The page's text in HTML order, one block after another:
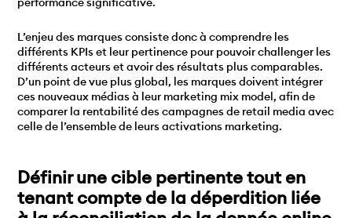
L’enjeu des marques consiste donc à comprendre les
différents KPIs et leur pertinence pour pouvoir challenger les
différents acteurs et avoir des résultats plus comparables.
D’un point de vue plus global, les marques doivent intégrer
ces nouveaux médias à leur marketing mix model, afin de
comparer la rentabilité des campagnes de retail media avec
celle de l’ensemble de leurs activations marketing.
Définir une cible pertinente tout en
tenant compte de la déperdition liée